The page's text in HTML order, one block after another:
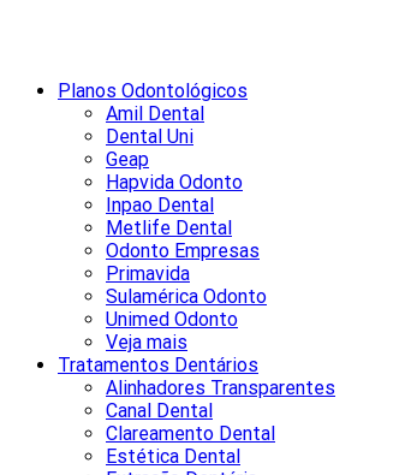
Planos Odontológicos
Amil Dental
Dental Uni
Geap
Hapvida Odonto
Inpao Dental
Metlife Dental
Odonto Empresas
Primavida
Sulamérica Odonto
Unimed Odonto
Veja mais
Tratamentos Dentários
Alinhadores Transparentes
Canal Dental
Clareamento Dental
Estética Dental